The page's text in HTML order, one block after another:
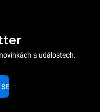
a událostech.